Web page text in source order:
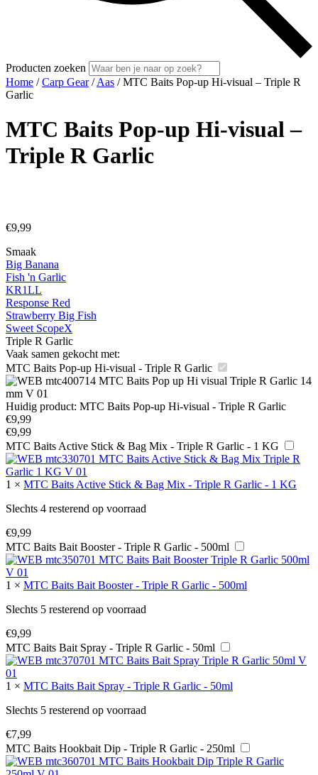
Producten zoeken
Home /Carp Gear/Aas / MTC Baits Pop-up Hi-visual – Triple R
Garlic
MTC Baits Pop-up Hi-visual –
Triple R Garlic
€9,99
Smaak
Big Banana
Fish 'n Garlic
KR1LL
Response Red
Strawberry Big Fish
Sweet ScopeX
Triple R Garlic
Vaak samen gekocht met:
MTC Baits Pop-up Hi-visual - Triple R Garlic
Huidig product: MTC Baits Pop-up Hi-visual - Triple R Garlic
€9,99
€9,99
MTC Baits Active Stick & Bag Mix - Triple R Garlic - 1 KG
1 × MTC Baits Active Stick & Bag Mix - Triple R Garlic - 1 KG
Slechts 4 resterend op voorraad
€9,99
MTC Baits Bait Booster - Triple R Garlic - 500ml
1 × MTC Baits Bait Booster - Triple R Garlic - 500ml
Slechts 5 resterend op voorraad
€9,99
MTC Baits Bait Spray - Triple R Garlic - 50ml
1 × MTC Baits Bait Spray - Triple R Garlic - 50ml
Slechts 5 resterend op voorraad
€7,99
MTC Baits Hookbait Dip - Triple R Garlic - 250ml